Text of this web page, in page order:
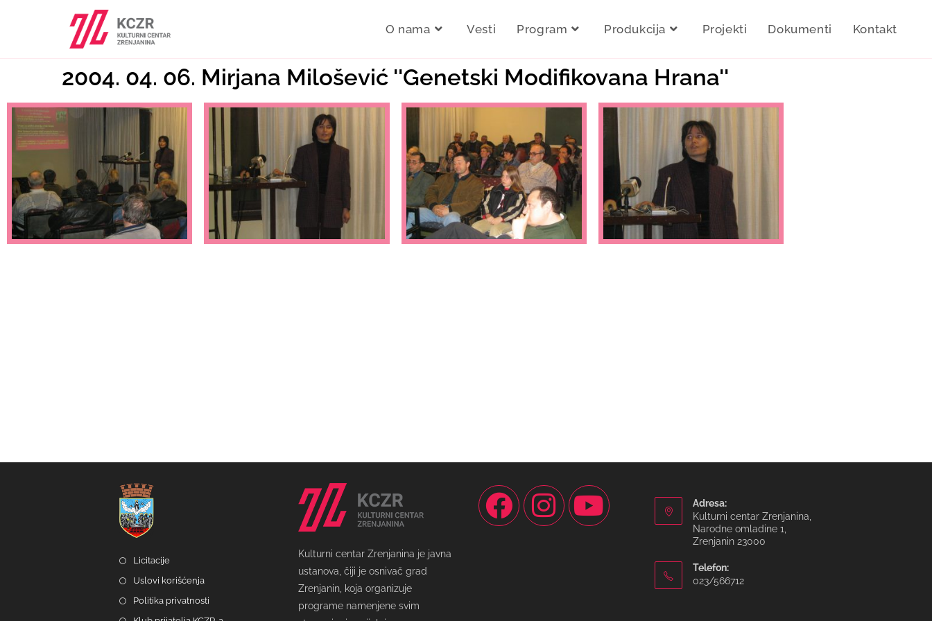
O nama Vesti Program Produkcija Projekti Dokumenti Kontakt
2004. 04. 06. Mirjana Milošević ''Genetski Modifikovana Hrana''
Licitacije
Uslovi korišćenja
Politika privatnosti
Kulturni centar Zrenjanina je javna
ustanova, čiji je osnivač grad
Zrenjanin, koja organizuje
programe namenjene svim
Adresa:
Kulturni centar Zrenjanina,
Narodne omladine 1,
Zrenjanin 23000
Telefon:
023/566712